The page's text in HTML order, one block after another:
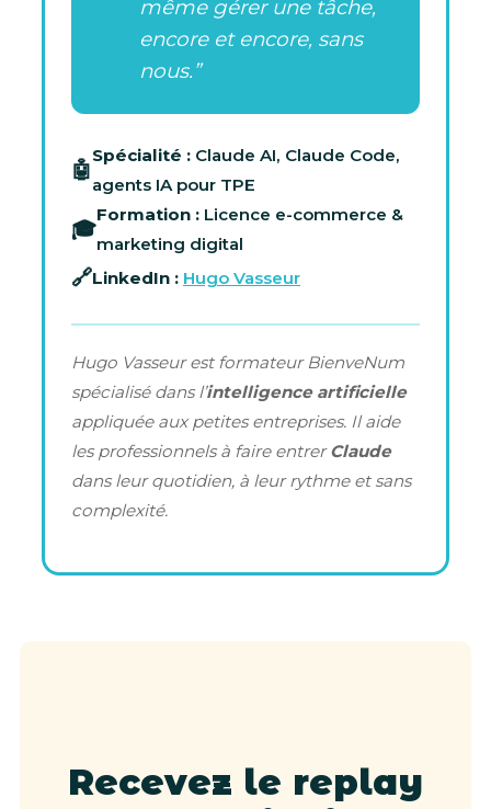
même gérer une tâche,
encore et encore, sans
nous.”
🤖
Spécialité : Claude AI, Claude Code,
agents IA pour TPE
🎓
Formation : Licence e-commerce &
marketing digital
🔗LinkedIn : Hugo Vasseur
Hugo Vasseur est formateur BienveNum
spécialisé dans l’intelligence artificielle
appliquée aux petites entreprises. Il aide
les professionnels à faire entrerClaude
dans leur quotidien, à leur rythme et sans
complexité.
Recevez le replay